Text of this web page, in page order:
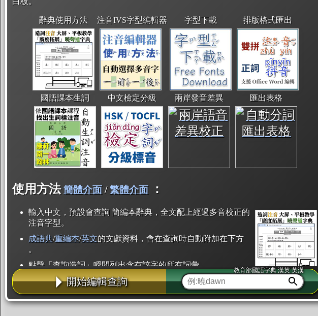
辭典使用方法 注音IVS字型編輯器 字型下載 排版格式匯出
國語課本生詞 中文檢定分級 兩岸發音差異 匯出表格
使用方法 簡體介面/繁體介面 ：
輸入中文，預設會查詢 簡編本辭典，全文配上經過多音校正的
注音字型。
成語典/重編本/英文的文獻資料，會在查詢時自動附加在下方
。
點擊「查詢造詞」瞬間列出含有該字的所有詞彙。
點「部首」瞬間列出所有「同部首字」。也支援查詢「同注音」或「同筆畫」。
辭典解釋的全文都經過自動斷詞，點擊便可瞬間「連續查詢」此字詞的解釋，不
用手動重複輸入。
開始編輯查詢
教育部國語字典·漢英·英漢